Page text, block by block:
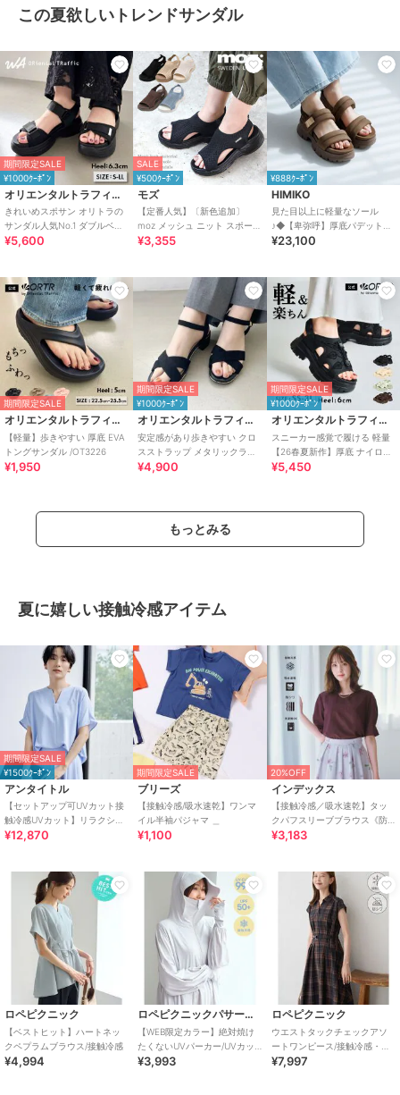
この夏欲しいトレンドサンダル
期間限定SALE
¥1000ｸｰﾎﾟﾝ
オリエンタルトラフィック
きれいめスポサン オリトラの
サンダル人気No.1 ダブルベル
ト スポーツサンダル /42207
¥5,600
SALE
¥500ｸｰﾎﾟﾝ
モズ
【定番人気】〔新色追加〕
moz メッシュ ニット スポーツ
サンダル
¥3,355
¥888ｸｰﾎﾟﾝ
HIMIKO
見た目以上に軽量なソール
♪◆【卑弥呼】厚底パデットサ
ンダル/661201
¥23,100
期間限定SALE
オリエンタルトラフィック
【軽量】歩きやすい 厚底 EVA
トングサンダル /OT3226
¥1,950
期間限定SALE
¥1000ｸｰﾎﾟﾝ
オリエンタルトラフィック
安定感があり歩きやすい クロ
スストラップ メタリックライ
ン サンダル /55201
¥4,900
期間限定SALE
¥1000ｸｰﾎﾟﾝ
オリエンタルトラフィック
スニーカー感覚で履ける 軽量
【26春夏新作】厚底 ナイロン
スポーツサンダル /OT3232
¥5,450
もっとみる
夏に嬉しい接触冷感アイテム
期間限定SALE
¥1500ｸｰﾎﾟﾝ
アンタイトル
【セットアップ可UVカット接
触冷感UVカット】リラクシー
キーVネックブラウス
¥12,870
期間限定SALE
ブリーズ
【接触冷感/吸水速乾】ワンマ
¥1,100
20%OFF
インデックス
【接触冷感／吸水速乾】タッ
クパフスリーブブラウス《防
シワ／洗濯機OK／XS～3L／
¥3,183
ロペピクニック
【ベストヒット】ハートネッ
クペプラムブラウス/接触冷感
¥4,994
ロペピクニックパサージュ
【WEB限定カラー】絶対焼け
たくないUVパーカー/UVカッ
ト・接触冷感
¥3,993
ロペピクニック
ウエストタックチェックアソ
ートワンピース/接触冷感・防
シワ・リンクコーデ
¥7,997